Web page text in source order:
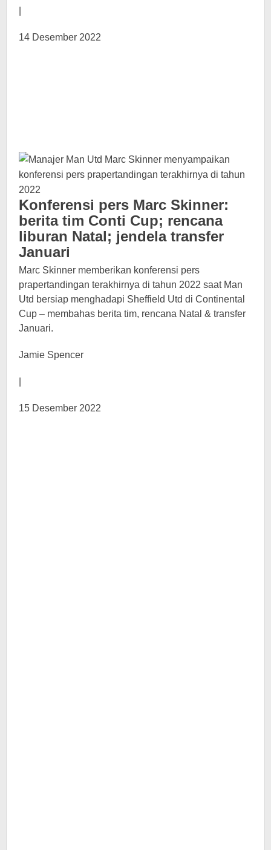
14 Desember 2022
Konferensi pers Marc Skinner:
berita tim Conti Cup; rencana
liburan Natal; jendela transfer
Januari
Marc Skinner memberikan konferensi pers
prapertandingan terakhirnya di tahun 2022 saat Man
Utd bersiap menghadapi Sheffield Utd di Continental
Cup – membahas berita tim, rencana Natal & transfer
Januari.
Jamie Spencer
15 Desember 2022